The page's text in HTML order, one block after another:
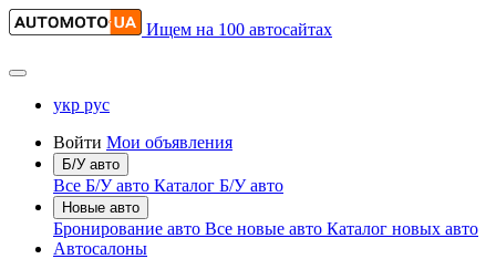
Ищем на 100 автосайтах
укр рус
Войти Мои объявления
Б/У авто
Все Б/У авто Каталог Б/У авто
Новые авто
Бронирование авто Все новые авто Каталог новых авто
Автосалоны